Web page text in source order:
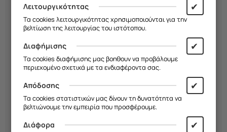
Κάνε τη θήκη σου
τόσο μοναδική όσο κι
εσύ!
δημιούργησε μια
που
εκφράζει το στιλ σου. Εσύαποφασίζεις
εμείς την
κατασκευάζουμε!
Λειτουργικότητας ✔
Τα cookies λειτουργικότητας χρησιμοποιούνται για την
βελτίωση της λειτουργίας του ιστότοπου.
Διαφήμισης ✔
Τα cookies διαφήμισης μας βοηθουν να προβάλουμε
περιεχομένο σχετικά με τα ενδιαφέροντα σας.
Απόδοσης ✔
Τα cookies στατιστικών μας δίνουν τη δυνατότητα να
βελτιώνουμε την εμπειρία που προσφέρουμε.
Διάφορα ✔